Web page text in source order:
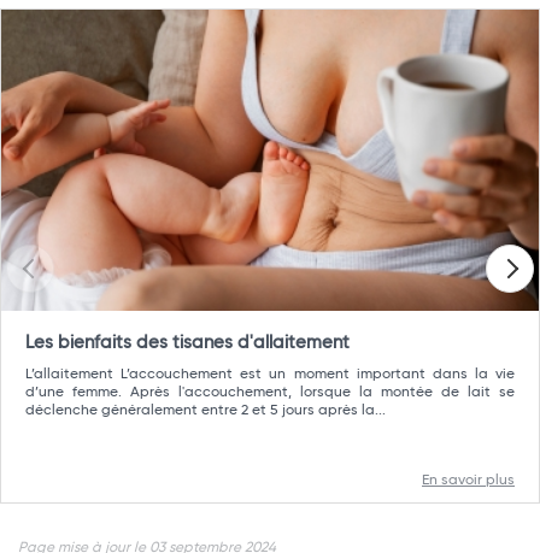
Les bienfaits des tisanes d'allaitement
L’allaitement L’accouchement est un moment important dans la vie
d’une femme. Après l'accouchement, lorsque la montée de lait se
déclenche généralement entre 2 et 5 jours après la...
En savoir plus
Page mise à jour le 03 septembre 2024